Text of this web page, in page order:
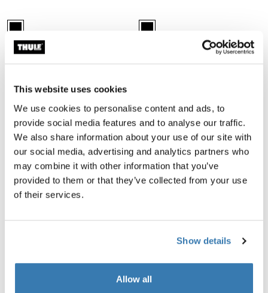
This website uses cookies
We use cookies to personalise content and ads, to
provide social media features and to analyse our traffic.
We also share information about your use of our site with
our social media, advertising and analytics partners who
may combine it with other information that you’ve
provided to them or that they’ve collected from your use
of their services.
Show details
Allow all
Thule Sleek adapter kit Nero (selected)
Thule Sleek adapter kit
Thule Sleek mesh cover Nero
Thule Sleek mesh cover
Thule Sleek rain cover copertura antipioggia nera Black
Thule Sleek rain cover Nero (selected)
Thule Sleek rain cover
copertura antipioggia nera
61,95 €
Thule bottle cage supporto per
Thule bottle cage Nero (selected)
Thule bottle cage
supporto per borraccia
31,95 €
Thule Spring car seat adapter (Maxi-Cosi®) adattatore seggiolino auto
(Maxi-Cosi®)
Thule Spring car seat adapter
(Chicco®)
adattatore seggiolino auto per
Chicco® alluminio/nero